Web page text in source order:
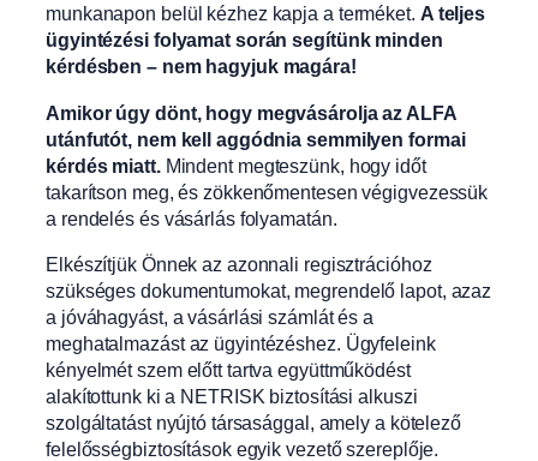
munkanapon belül kézhez kapja a terméket. A teljes
ügyintézési folyamat során segítünk minden
kérdésben – nem hagyjuk magára!
Amikor úgy dönt, hogy megvásárolja az ALFA
utánfutót, nem kell aggódnia semmilyen formai
kérdés miatt. Mindent megteszünk, hogy időt
takarítson meg, és zökkenőmentesen végigvezessük
a rendelés és vásárlás folyamatán.
Elkészítjük Önnek az azonnali regisztrációhoz
szükséges dokumentumokat, megrendelő lapot, azaz
a jóváhagyást, a vásárlási számlát és a
meghatalmazást az ügyintézéshez. Ügyfeleink
kényelmét szem előtt tartva együttműködést
alakítottunk ki a NETRISK biztosítási alkuszi
szolgáltatást nyújtó társasággal, amely a kötelező
felelősségbiztosítások egyik vezető szereplője.